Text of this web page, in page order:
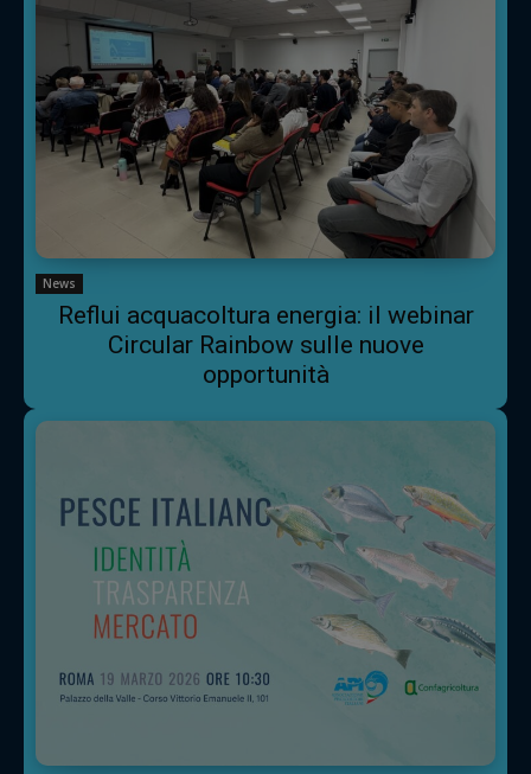
News
Reflui acquacoltura energia: il webinar
Circular Rainbow sulle nuove
opportunità